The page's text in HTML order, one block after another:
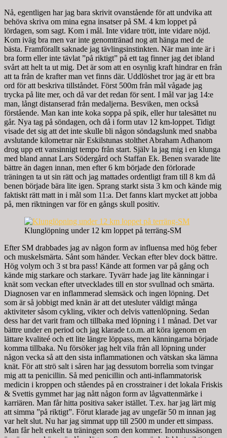
Nå, egentligen har jag bara skrivit ovanstående för att undvika att
behöva skriva om mina egna insatser på SM. 4 km loppet på
lördagen, som sagt. Kom i mål. Inte vidare trött, inte vidare nöjd.
Kom iväg bra men var inte genomtränad nog att hänga med de
bästa. Framförallt saknade jag tävlingsinstinkten. När man inte är i
bra form eller inte tävlat ”på riktigt” på ett tag finner jag det ibland
svårt att helt ta ut mig. Det är som att en osynlig kraft hindrar en från
att ta från de krafter man vet finns där. Uddlöshet tror jag är ett bra
ord för att beskriva tillståndet. Först 500m från mål vågade jag
trycka på lite mer, och då var det redan för sent. I mål var jag 14:e
man, långt distanserad från medaljerna. Besviken, men också
förstående. Man kan inte koka soppa på spik, eller hur talesättet nu
går. Nya tag på söndagen, och då i form utav 12 km-loppet. Tidigt
visade det sig att det inte skulle bli någon söndagslunk med snabba
avslutande kilometrar när Eskilstunas stolthet Abraham Adhanom
drog upp ett vansinnigt tempo från start. Själv la jag mig i en klunga
med bland annat Lars Södergård och Staffan Ek. Benen svarade lite
bättre än dagen innan, men efter 6 km började den förlorade
träningen ta ut sin rätt och jag mattades ordentligt fram till 8 km då
benen började bära lite igen. Sprang starkt sista 3 km och kände mig
faktiskt rätt matt in i mål som 11:a. Det fanns klart mycket att jobba
på, men riktningen var för en gångs skull positiv.
Klunglöpning under 12 km loppet på terräng-SM
Efter SM drabbades jag av någon form av influensa med hög feber
och muskelsmärta. Sånt som händer. Veckan efter blev dock bättre.
Hög volym och 3 st bra pass! Kände att formen var på gång och
kände mig starkare och starkare. Tyvärr hade jag lite känningar i
knät som veckan efter utvecklades till en stor svullnad och smärta.
Diagnosen var en inflammerad slemsäck och ingen löpning. Det
som är så jobbigt med knän är att det utesluter väldigt många
aktiviteter såsom cykling, vikter och delvis vattenlöpning. Sedan
dess har det varit fram och tillbaka med löpning i 1 månad. Det var
bättre under en period och jag klarade t.o.m. att köra igenom en
lättare kvaliteé och ett lite längre löppass, men känningarna började
komma tillbaka. Nu försöker jag helt vila från all löpning under
någon vecka så att den sista inflammationen och vätskan ska lämna
knät. För att strö salt i såren har jag dessutom borrelia som tvingar
mig att ta penicillin. Så med penicillin och anti-inflammatorisk
medicin i kroppen och ståendes på en crosstrainer i det lokala Friskis
& Svettis gymmet har jag nått någon form av lågvattenmärke i
karriären. Man får hitta positiva saker istället. T.ex. har jag lärt mig
att simma ”på riktigt”. Förut klarade jag av ungefär 50 m innan jag
var helt slut. Nu har jag simmat upp till 2500 m under ett simpass.
Man får helt enkelt ta träningen som den kommer. Inomhussäsongen